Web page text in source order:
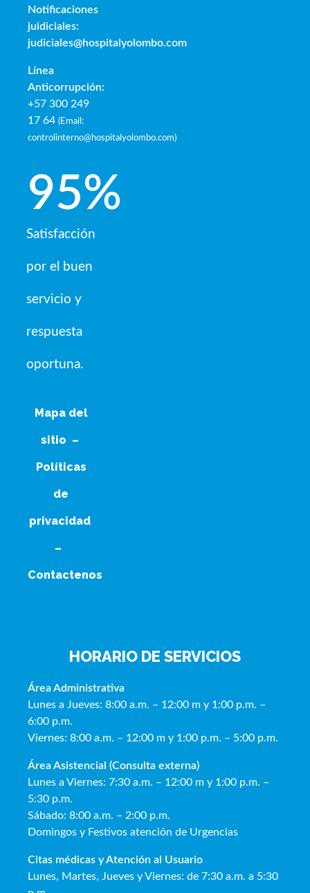
Notificaciones
juidiciales:
judiciales@hospitalyolombo.com
Línea
Anticorrupción:
+57 300 249
17 64 (Email:
controlinterno@hospitalyolombo.com)
Satisfacción
por el buen
servicio y
respuesta
oportuna.
95%
Mapa del
sitio –
Políticas
de
privacidad
–
Contactenos
HORARIO DE SERVICIOS
Área Administrativa
Lunes a Jueves: 8:00 a.m. – 12:00 m y 1:00 p.m. –
6:00 p.m.
Viernes: 8:00 a.m. – 12:00 m y 1:00 p.m. – 5:00 p.m.
Área Asistencial (Consulta externa)
Lunes a Viernes: 7:30 a.m. – 12:00 m y 1:00 p.m. –
5:30 p.m.
Sábado: 8:00 a.m. – 2:00 p.m.
Domingos y Festivos atención de Urgencias
Citas médicas y Atención al Usuario
Lunes, Martes, Jueves y Viernes: de 7:30 a.m. a 5:30